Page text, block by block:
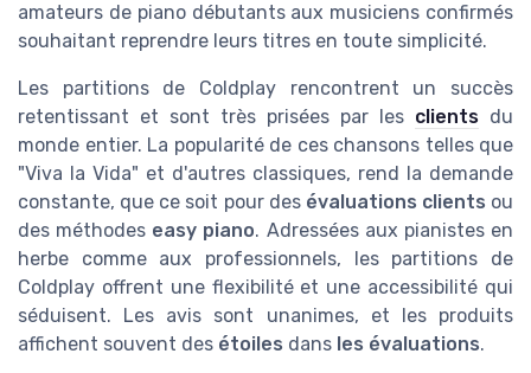
amateurs de piano débutants aux musiciens confirmés
souhaitant reprendre leurs titres en toute simplicité.
Les partitions de Coldplay rencontrent un succès
retentissant et sont très prisées par les clients du
monde entier. La popularité de ces chansons telles que
"Viva la Vida" et d'autres classiques, rend la demande
constante, que ce soit pour des évaluations clients ou
des méthodes easy piano. Adressées aux pianistes en
herbe comme aux professionnels, les partitions de
Coldplay offrent une flexibilité et une accessibilité qui
séduisent. Les avis sont unanimes, et les produits
affichent souvent des étoiles dans les évaluations.